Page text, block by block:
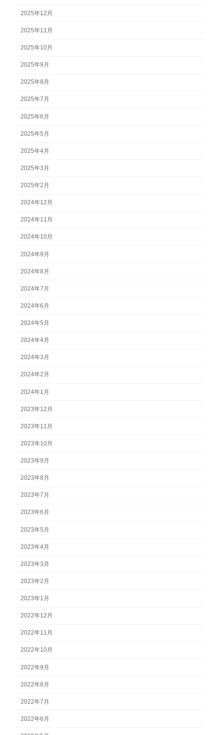
2025年12月
2025年11月
2025年10月
2025年9月
2025年8月
2025年7月
2025年6月
2025年5月
2025年4月
2025年3月
2025年2月
2024年12月
2024年11月
2024年10月
2024年9月
2024年8月
2024年7月
2024年6月
2024年5月
2024年4月
2024年3月
2024年2月
2024年1月
2023年12月
2023年11月
2023年10月
2023年9月
2023年8月
2023年7月
2023年6月
2023年5月
2023年4月
2023年3月
2023年2月
2023年1月
2022年12月
2022年11月
2022年10月
2022年9月
2022年8月
2022年7月
2022年6月